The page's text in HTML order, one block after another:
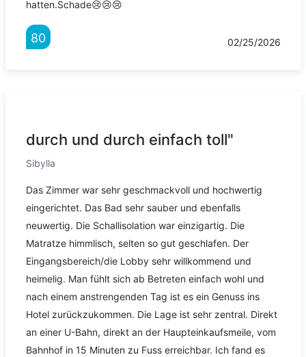
hatten.Schade😢😢😢
80 02/25/2026
durch und durch einfach toll"
Sibylla
Das Zimmer war sehr geschmackvoll und hochwertig
eingerichtet. Das Bad sehr sauber und ebenfalls
neuwertig. Die Schallisolation war einzigartig. Die
Matratze himmlisch, selten so gut geschlafen. Der
Eingangsbereich/die Lobby sehr willkommend und
heimelig. Man fühlt sich ab Betreten einfach wohl und
nach einem anstrengenden Tag ist es ein Genuss ins
Hotel zurückzukommen. Die Lage ist sehr zentral. Direkt
an einer U-Bahn, direkt an der Haupteinkaufsmeile, vom
Bahnhof in 15 Minuten zu Fuss erreichbar. Ich fand es